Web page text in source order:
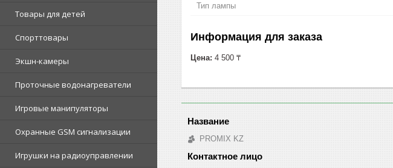
Товары для детей
Спорттовары
Экшн-камеры
Проточные водонагреватели
Игровые манипуляторы
Охранные GSM сигнализации
Игрушки на радиоуправлении
Тип лампы
Информация для заказа
Цена: 4 500 ₸
PROMIX KZ